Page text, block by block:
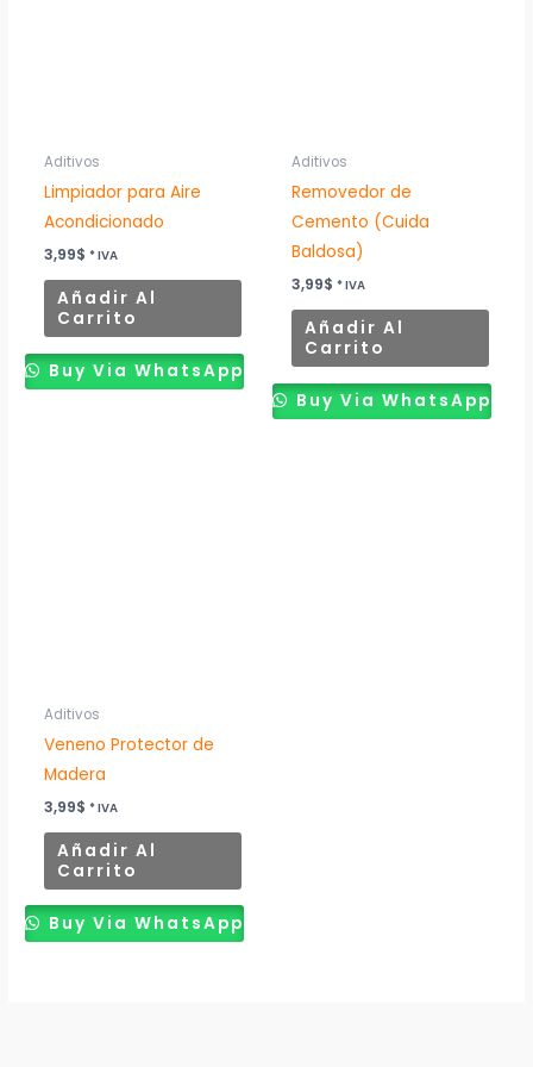
Aditivos
Limpiador para Aire
Acondicionado
3,99$ * IVA
Añadir Al
Carrito
Buy Via WhatsApp
Aditivos
Removedor de
Cemento (Cuida
Baldosa)
3,99$ * IVA
Añadir Al
Carrito
Buy Via WhatsApp
Aditivos
Veneno Protector de
Madera
3,99$ * IVA
Añadir Al
Carrito
Buy Via WhatsApp